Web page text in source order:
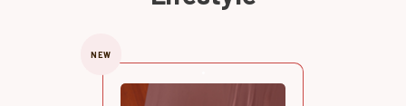
NEW